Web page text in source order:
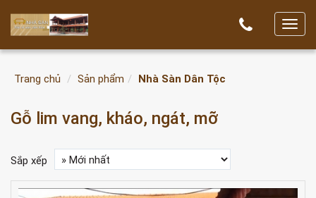
T
i
Trang chủ Sản phẩm Nhà Sàn Dân Tộc
Gỗ lim vang, kháo, ngát, mỡ
Sắp xếp